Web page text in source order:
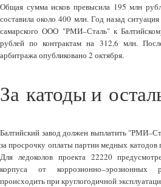
Общая сумма исков превысила 195 млн
составила около 400 млн. Год назад
самарского ООО "РМИ–Сталь" к
рублей по контрактам на 312,6 млн.
арбитража опубликовано 2 октября.
За катоды и
Балтийский завод должен выплатить
за просрочку оплаты партии медных катодов
Для ледоколов проекта 22220
корпуса от коррозионно–эрозионных
происходить при круглогодичной